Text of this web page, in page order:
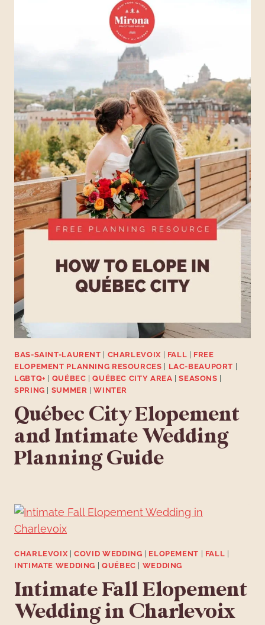
BAS-SAINT-LAURENT CHARLEVOIX| FALL
FREE
ELOPEMENT PLANNING RESOURCES
LAC-BEAUPORT
LGBTQ+
QUÉBEC |QUÉBEC CITY AREA |SEASONS
SPRING
SUMMER |WINTER
Québec City Elopement
and Intimate Wedding
Planning Guide
CHARLEVOIX|COVID WEDDING ELOPEMENT FALL
INTIMATE WEDDING
QUÉBEC WEDDING
Intimate Fall Elopement
Wedding in Charlevoix